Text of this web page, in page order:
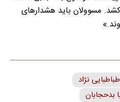
مسوولان باید هشدار‌های
طباطبایی نژاد
بدحجابان